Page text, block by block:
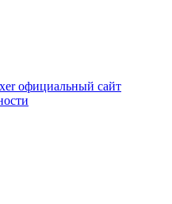
официальный сайт